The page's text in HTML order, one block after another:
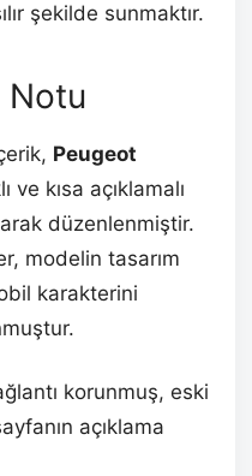
şekilde sunmaktır.
Notu
Peugeot
ve kısa açıklamalı
düzenlenmiştir.
modelin tasarım
karakterini
korunmuş, eski
açıklama